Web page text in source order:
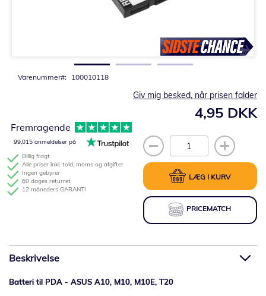
Varenummer 100010118
4,95 DKK
Giv mig besked, når prisen falder
LÆG I KURV
PRICEMATCH
Billig fragt
Alle priser inkl. told, moms og afgifter
Ingen gebyrer
60 dages returret
12 måneders GARANTI
Fremragende
99,015 anmeldelser på
Beskrivelse
Batteri til PDA - ASUS A10, M10, M10E, T20